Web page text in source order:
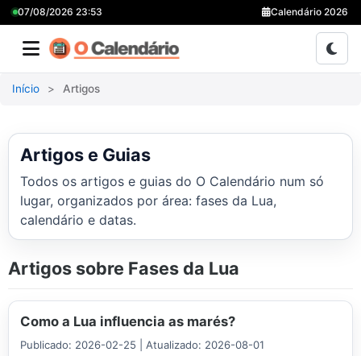
07/08/2026 23:53 Calendário 2026
Início Artigos
Artigos e Guias
Todos os artigos e guias do O Calendário num só
lugar, organizados por área: fases da Lua,
calendário e datas.
Artigos sobre Fases da Lua
Como a Lua influencia as marés?
Publicado: 2026-02-25 | Atualizado: 2026-08-01